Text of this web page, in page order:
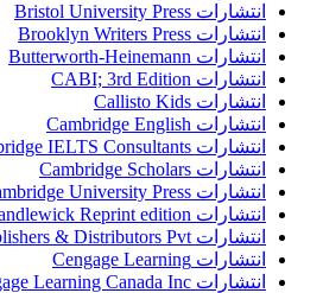
انتشارات Bristol University Press
انتشارات Brooklyn Writers Press
انتشارات Butterworth-Heinemann
انتشارات CABI; 3rd Edition
انتشارات Callisto Kids
انتشارات Cambridge English
انتشارات Cambridge IELTS Consultants
انتشارات Cambridge Scholars
انتشارات Cambridge University Press
انتشارات Candlewick Reprint edition
انتشارات CBS Publishers & Distributors Pvt
انتشارات Cengage Learning
انتشارات Cengage Learning Canada Inc